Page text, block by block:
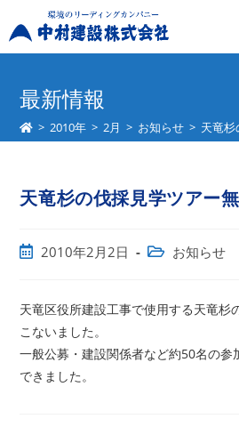
最新情報
> 2010年 > 2月 > お知らせ > 天竜杉
天竜杉の伐採見学ツアー
投
開
日:
2010年2月2日
投
テ
リ
ー:
お知らせ
天竜区役所建設工事で使用する天竜杉
こないました。
一般公募・建設関係者など約50名の参
できました。